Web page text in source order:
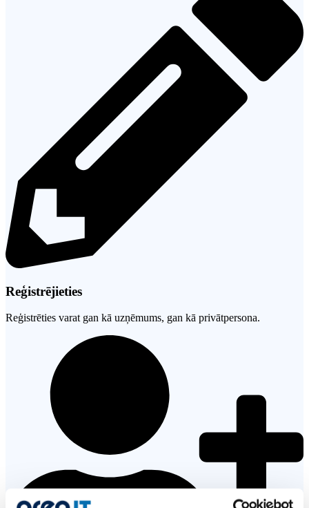
Reģistrējieties
Reģistrēties varat gan kā uzņēmums, gan kā privātpersona.